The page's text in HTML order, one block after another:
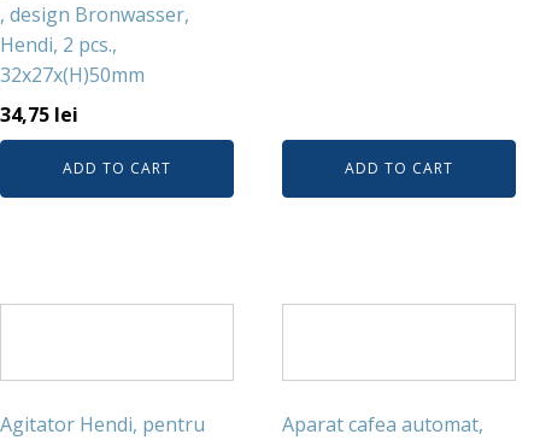
, design Bronwasser,
Hendi, 2 pcs.,
32x27x(H)50mm
34,75 lei
ADD TO CART ADD TO CART
Agitator Hendi, pentru
Aparat cafea automat,